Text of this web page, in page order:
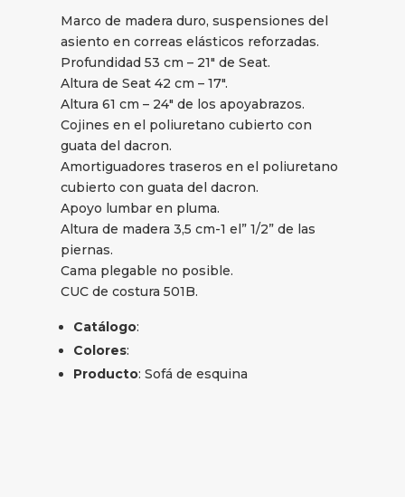
Marco de madera duro, suspensiones del
asiento en correas elásticos reforzadas.
Profundidad 53 cm – 21″ de Seat.
Altura de Seat 42 cm – 17″.
Altura 61 cm – 24″ de los apoyabrazos.
Cojines en el poliuretano cubierto con
guata del dacron.
Amortiguadores traseros en el poliuretano
cubierto con guata del dacron.
Apoyo lumbar en pluma.
Altura de madera 3,5 cm-1 el” 1/2” de las
piernas.
Cama plegable no posible.
CUC de costura 501B.
Catálogo:
Colores:
Producto: Sofá de esquina